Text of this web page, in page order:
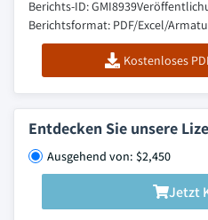
Berichts-ID: GMI8939
Berichtsformat: PDF/Excel/
Kostenloses
Entdecken Sie unsere
Ausgehend von: $2,450
Jetzt